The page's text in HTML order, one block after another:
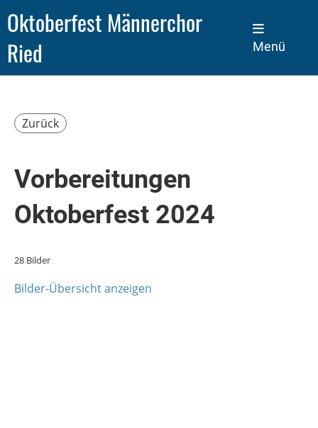
Oktoberfest Männerchor
Ried
Menü
Zurück
Vorbereitungen
Oktoberfest 2024
28 Bilder
Bilder-Übersicht anzeigen